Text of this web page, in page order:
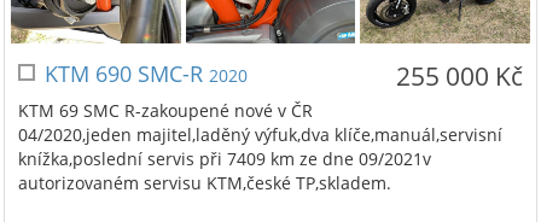
255 000 Kč
KTM 690 SMC-R 2020
KTM 69 SMC R-zakoupené nové v ČR
04/2020,jeden majitel,laděný výfuk,dva klíče,manuál,servisní
knížka,poslední servis při 7409 km ze dne 09/2021v
autorizovaném servisu KTM,české TP,skladem.